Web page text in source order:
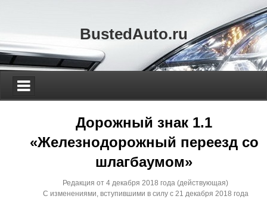
BustedAuto.ru
Дорожный знак 1.1
«Железнодорожный переезд со
шлагбаумом»
Редакция от 4 декабря 2018 года (действующая)
С изменениями, вступившими в силу с 21 декабря 2018 года